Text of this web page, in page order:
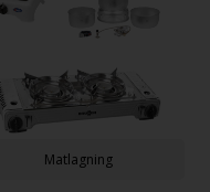
Matlagning